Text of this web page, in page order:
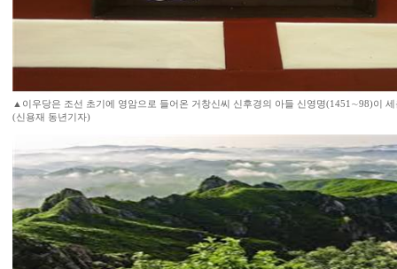
▲이우당은 조선 초기에 영암으로 들어온 거창신씨 신후경의 아들 신영명(1451∼98)이
(신용재 동년기자)